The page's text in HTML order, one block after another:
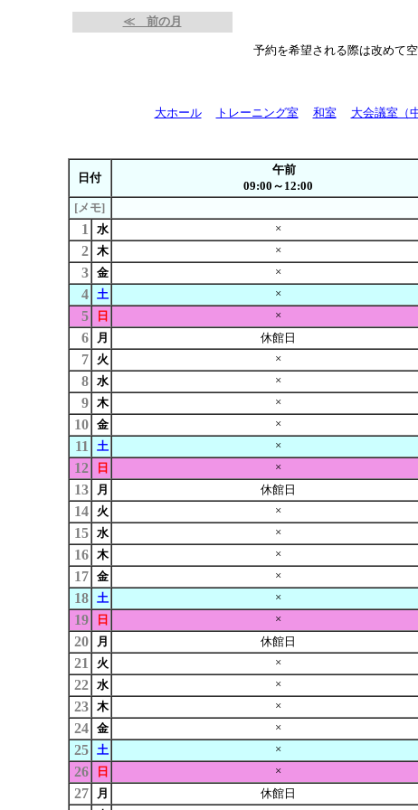
≪ 前の月
予約を希望される際は改めて
大ホール トレーニング室 和室 大会議室（中
日付
午前
09:00～12:00
[メモ]
1 水 ×
2 木 ×
3 金 ×
4 土 ×
5 日 ×
6 月 休館日
7 火 ×
8 水 ×
9 木 ×
10 金 ×
11 土 ×
12 日 ×
13 月 休館日
14 火 ×
15 水 ×
16 木 ×
17 金 ×
18 土 ×
19 日 ×
20 月 休館日
21 火 ×
22 水 ×
23 木 ×
24 金 ×
25 土 ×
26 日 ×
27 月 休館日